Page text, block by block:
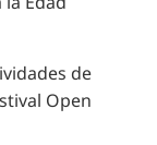
de
Open